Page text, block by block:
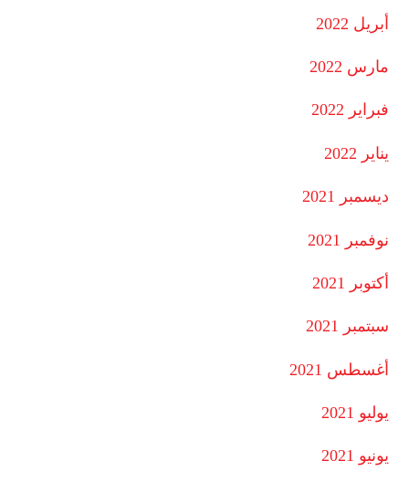
أبريل 2022
مارس 2022
فبراير 2022
يناير 2022
ديسمبر 2021
نوفمبر 2021
أكتوبر 2021
سبتمبر 2021
أغسطس 2021
يوليو 2021
يونيو 2021